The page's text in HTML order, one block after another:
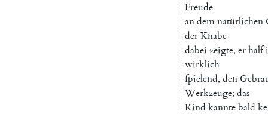
Freude
andemnatürlichen
derKnabe
dabei zeigte, erhalf
wirklich
ſpielend, den
Werkzeuge; das
Kind kanntebald